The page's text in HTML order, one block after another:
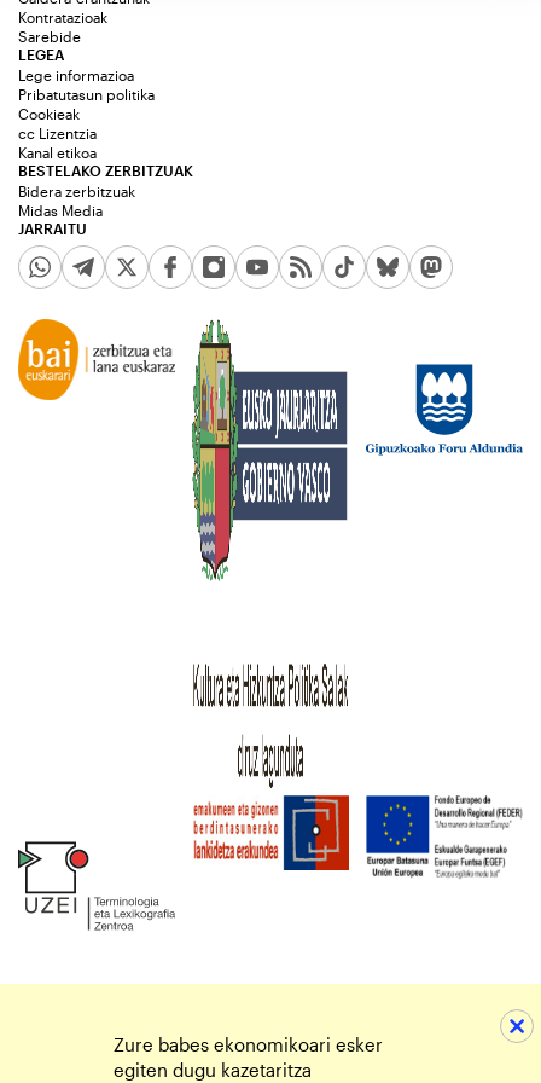
Kontratazioak
Sarebide
JARRAITU
LEGEA
Lege informazioa
Pribatutasun politika
Cookieak
cc Lizentzia
Kanal etikoa
BESTELAKO ZERBITZUAK
Bidera zerbitzuak
Midas Media
Zure babes ekonomikoari esker
egiten dugu kazetaritza